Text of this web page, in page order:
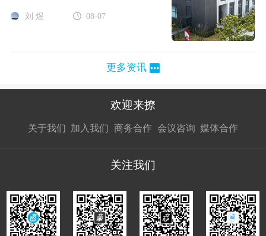
刘 煜 08-07
更多资讯
欢迎来撩
关于我们 加入我们
接扔简历
商务合作
接开聊
会议咨询 媒体合作
接开聊
关注我们